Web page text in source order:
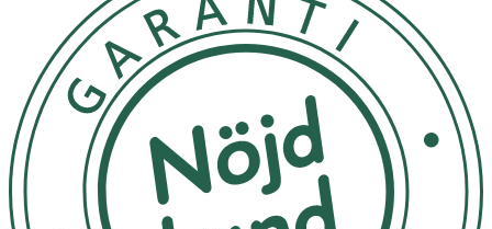
men snyggt i andra lackningen.
- Försegla lackningen med ett topplack.
- För ökad hållbarhet, bättra på med ett tunt lager
topplack varannan till var tredje dag.
- Utsätt ej för direkt solljus.
Innehåll